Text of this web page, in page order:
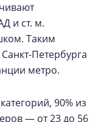
и ст. м.
Таким
Петербурга
метро.
90% из
— от 23 до 56